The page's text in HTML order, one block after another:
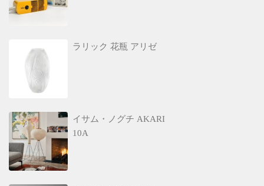
ラリック 花瓶 アリゼ
イサム・ノグチ AKARI
10A